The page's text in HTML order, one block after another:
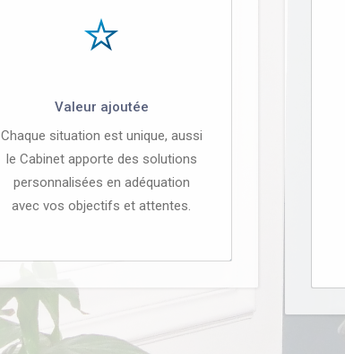
Valeur ajoutée
Chaque situation est unique, aussi
le Cabinet apporte des solutions
personnalisées en adéquation
avec vos objectifs et attentes.